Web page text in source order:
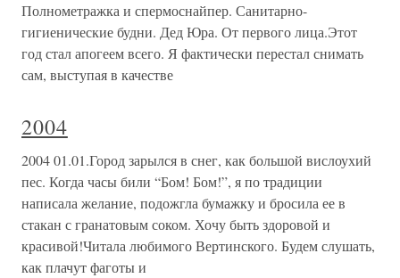
Полнометражка и спермоснайпер. Санитарно-
гигиенические будни. Дед Юра. От первого лица.Этот
год стал апогеем всего. Я фактически перестал снимать
сам, выступая в качестве
2004
2004 01.01.Город зарылся в снег, как большой вислоухий
пес. Когда часы били “Бом! Бом!”, я по традиции
написала желание, подожгла бумажку и бросила ее в
стакан с гранатовым соком. Хочу быть здоровой и
красивой!Читала любимого Вертинского. Будем слушать,
как плачут фаготы и